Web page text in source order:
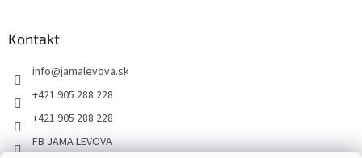
Kontakt
info@jamalevova.sk
+421 905 288 228
+421 905 288 228
FB JAMA LEVOVA